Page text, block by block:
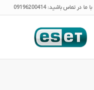
با ما در تماس باشید: 09196200414